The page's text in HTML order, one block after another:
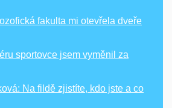
fakulta mi otevřela dveře
sportovce jsem vyměnil za
Na fildě zjistíte, kdo jste a co